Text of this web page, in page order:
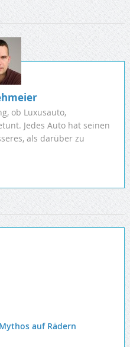
ob Luxusauto,
Jedes Auto hat seinen
als darüber zu
auf Rädern